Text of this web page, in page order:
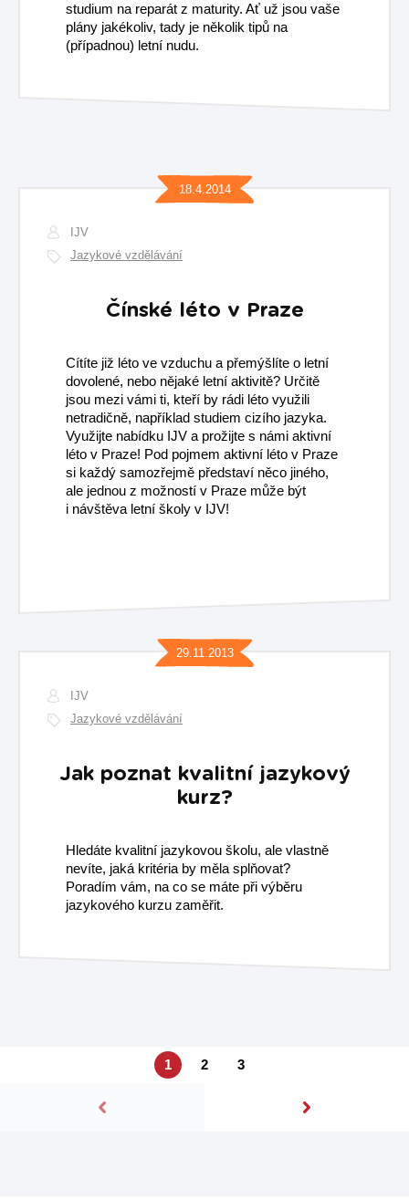
studium na reparát z maturity. Ať už jsou vaše
plány jakékoliv, tady je několik tipů na
(případnou) letní nudu.
18.4.2014
IJV
Jazykové vzdělávání
Čínské léto v Praze
Cítíte již léto ve vzduchu a přemýšlíte o letní
dovolené, nebo nějaké letní aktivitě? Určitě
jsou mezi vámi ti, kteří by rádi léto využili
netradičně, například studiem cizího jazyka.
Využijte nabídku IJV a prožijte s námi aktivní
léto v Praze! Pod pojmem aktivní léto v Praze
si každý samozřejmě představí něco jiného,
ale jednou z možností v Praze může být
i návštěva letní školy v IJV!
29.11.2013
IJV
Jazykové vzdělávání
Jak poznat kvalitní jazykový
kurz?
Hledáte kvalitní jazykovou školu, ale vlastně
nevíte, jaká kritéria by měla splňovat?
Poradím vám, na co se máte při výběru
jazykového kurzu zaměřit.
1 2 3